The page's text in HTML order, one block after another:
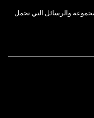
والرسائل التي تحمل